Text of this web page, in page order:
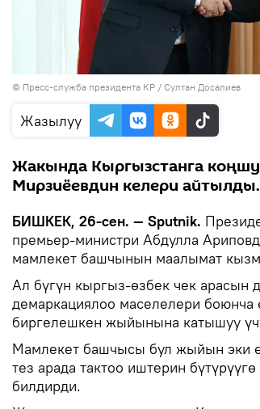
© Пресс-служба президента КР / Султан Досалиев
Жазылуу
Жакында Кыргызстанга
Мирзиёевдин келери айтылды.
БИШКЕК, 26-сен. — Sputnik.
премьер-министри Абдулла
мамлекет башчынын маалымат
Ал бүгүн кыргыз-өзбек чек арасын
демаркациялоо маселелери боюнча
биргелешкен жыйынына катышуу
Мамлекет башчысы бул жыйын эки
тез арада тактоо иштерин
билдирди.